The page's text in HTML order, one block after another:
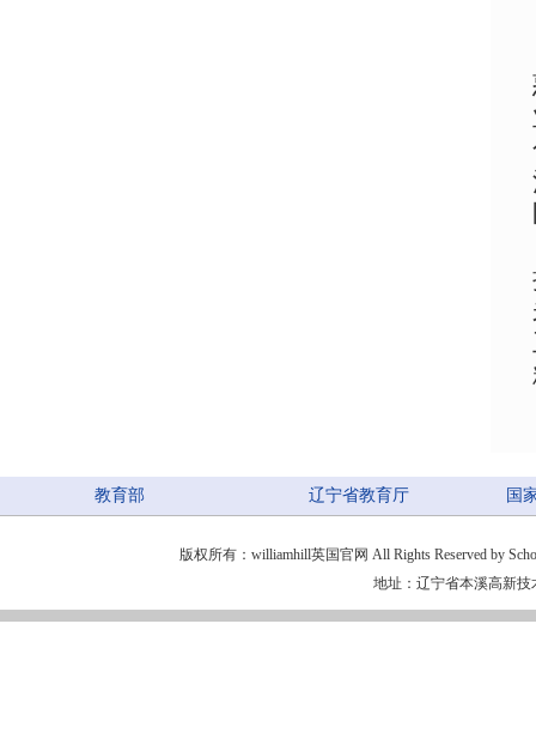
教育部 辽宁省教育厅 国
版权所有：williamhill英国官网 All Rights Reserved by
地址：辽宁省本溪高新技